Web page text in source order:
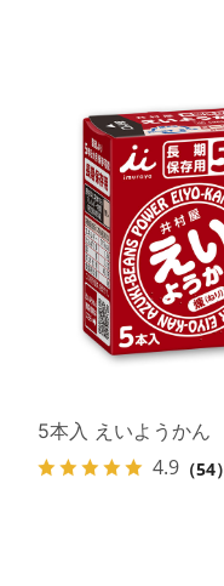
5本入 えいようかん
4.9 （54）